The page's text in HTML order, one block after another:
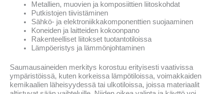
Metallien, muovien ja komposiittien liitoskohdat
Putkistojen tiivistäminen
Sähkö- ja elektroniikkakomponenttien suojaaminen
Koneiden ja laitteiden kokoonpano
Rakenteelliset liitokset tuotantotiloissa
Lämpöeristys ja lämmönjohtaminen
Saumausaineiden merkitys korostuu erityisesti vaativissa
ympäristöissä, kuten korkeissa lämpötiloissa, voimakkaiden
kemikaalien läheisyydessä tai ulkotiloissa, joissa materiaalit